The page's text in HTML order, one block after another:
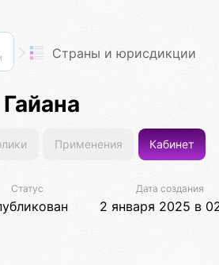
Страны и юрисдикции
Гайана
Применения Кабинет
Статус Дата создания
2 января 2025 в